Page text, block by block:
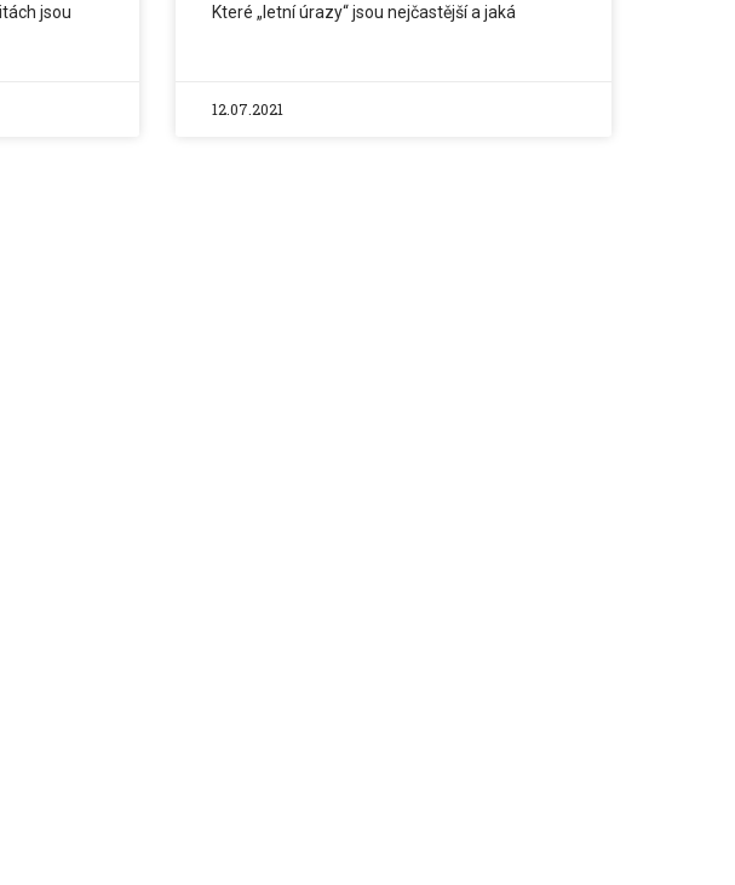
jsou
Které „letní úrazy“ jsou nejčastější a jaká
12.07.2021